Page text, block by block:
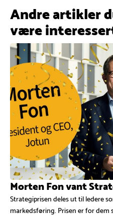
Andre artikler
være
Morten Fon vant
Strategiprisen deles ut til ledere
markedsføring. Prisen er for